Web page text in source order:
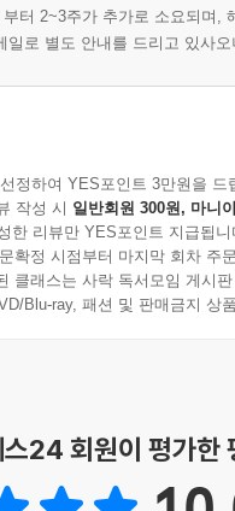
터 2~3주가 추가로 소요되며,
일로 별도 안내를 드리고 있사
정하여 YES포인트 3만원을 드
작성 시 일반회원 300원, 마니
한 리뷰만 YES포인트 지급됩니
확정 시점부터 마지막 회차 주
클래스는 사락 독서모임 게시
Blu-ray, 패션 및 판매금지 상
24 회원이 평가한